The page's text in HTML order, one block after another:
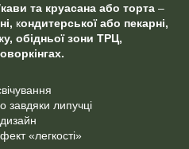
та круасана або торта –
кондитерської або пекарні,
обідньої зони ТРЦ,
завдяки липучці
«легкості»